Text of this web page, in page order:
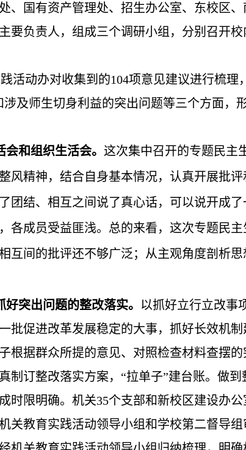
、国有资产管理处、招生办公室、东校区
要负责人，组成三个调研小组，分别召开
活动办对收集到的104项意见建议进行梳理
及师生切身利益的突出问题等三个方面，
和组织生活会。 这次集中召开的专题民主
风精神，结合自身基本情况，认真开展批
团结、相互之间说了真心话，可以说开成
各成员受益匪浅。总的来看，这次专题民
互间的批评还不够广泛；从主观角度剖析
突出问题的整改落实。 以抓好立行立改事
批促进改革发展稳定的大事，抓好长效机
根据群众所提的意见、对照检查材料查摆
制订整改落实方案，“拉单子”建台账。做
时限明确。机关35个支部和新校区建设办
关教育实践活动领导小组和学校第二督导